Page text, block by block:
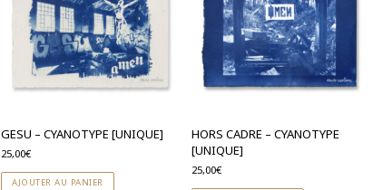
GESU – CYANOTYPE [UNIQUE]
25,00€
AJOUTER AU PANIER
HORS CADRE – CYANOTYPE
[UNIQUE]
25,00€